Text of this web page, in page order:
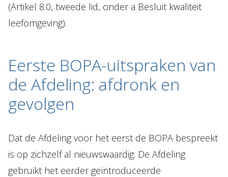
(Artikel 8.0, tweede lid, onder a Besluit kwaliteit
leefomgeving).
Eerste BOPA-uitspraken van
de Afdeling: afdronk en
gevolgen
Dat de Afdeling voor het eerst de BOPA bespreekt
is op zichzelf al nieuwswaardig. De Afdeling
gebruikt het eerder geïntroduceerde